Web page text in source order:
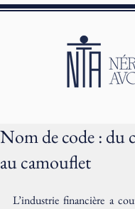
Nom de code : du
au camouflet
L’industrie financière a